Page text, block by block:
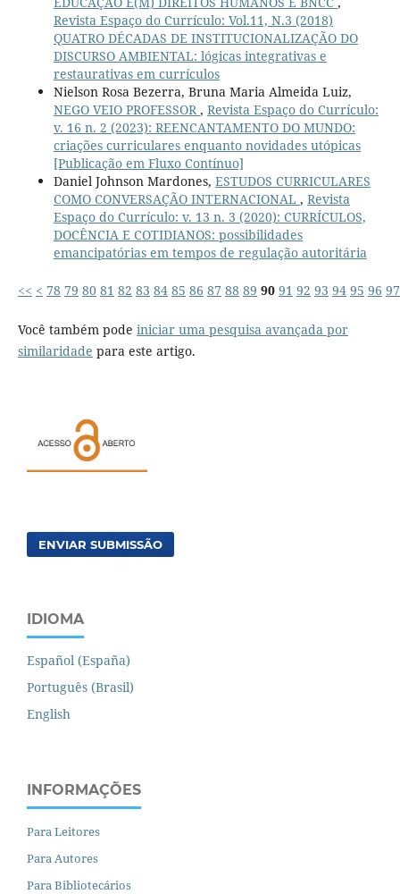
Revista Espaço do Currículo: Vol.11, N.3 (2018)
QUATRO DÉCADAS DE INSTITUCIONALIZAÇÃO DO
DISCURSO AMBIENTAL: lógicas integrativas e
restaurativas em currículos
Nielson Rosa Bezerra, Bruna Maria Almeida Luiz,
NEGO VEIO PROFESSOR, Revista Espaço do Currículo:
v. 16 n. 2 (2023): REENCANTAMENTO DO MUNDO:
criações curriculares enquanto novidades utópicas
[Publicação em Fluxo Contínuo]
Daniel Johnson Mardones, ESTUDOS CURRICULARES
COMO CONVERSAÇÃO INTERNACIONAL , Revista
Espaço do Currículo: v. 13 n. 3 (2020): CURRÍCULOS,
DOCÊNCIA E COTIDIANOS: possibilidades
emancipatórias em tempos de regulação autoritária
<< < 78 79 80 81 82 83 84 85 86 87 88 89 90 91 92 93 94 95 96 97
Você também pode iniciar uma pesquisa avançada por
similaridade para este artigo.
ENVIAR SUBMISSÃO
IDIOMA
Español (España)
Português (Brasil)
English
INFORMAÇÕES
Para Leitores
Para Autores
Para Bibliotecários